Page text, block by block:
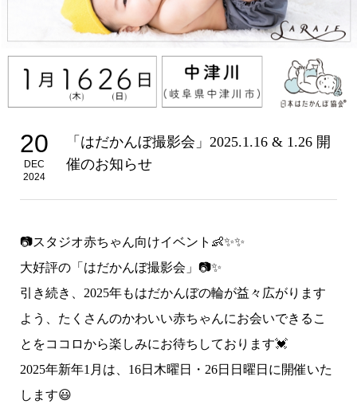
20
DEC
2024
「はだかんぼ撮影会」2025.1.16 & 1.26 開
催のお知らせ
📷スタジオ赤ちゃん向けイベント👶✨✨
大好評の「はだかんぼ撮影会」 📷✨
引き続き、2025年もはだかんぼの輪が益々広がります
よう、たくさんのかわいい赤ちゃんにお会いできるこ
とをココロから楽しみにお待ちしております💓
2025年新年1月は、16日木曜日・26日日曜日に開催いた
します😃